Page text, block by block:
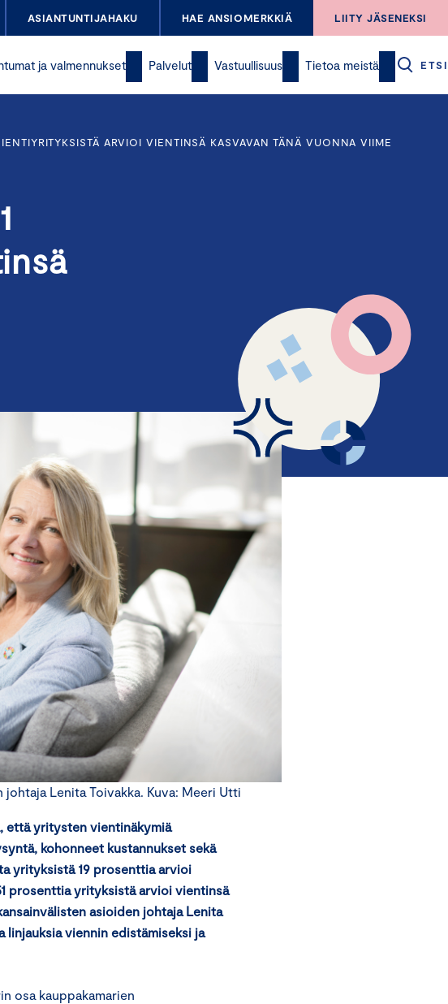
ASIANTUNTIJAHAKU HAE ANSIOMERKKIÄ LIITY JÄSENEKSI
ja valmennukset Palvelut Vastuullisuus Tietoa meistä ETSI
ARVIOI VIENTINSÄ KASVAVAN TÄNÄ VUONNA VIIME
Lenita Toivakka. Kuva: Meeri Utti
että yritysten vientinäkymiä
kohonneet kustannukset sekä
yrityksistä 19 prosenttia arvioi
prosenttia yrityksistä arvioi vientinsä
asioiden johtaja Lenita
viennin edistämiseksi ja
osa kauppakamarien